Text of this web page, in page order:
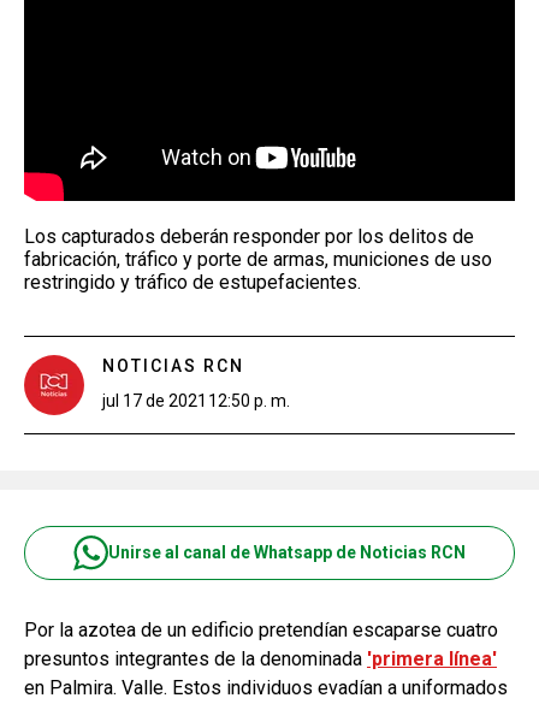
Los capturados deberán responder por los delitos de
fabricación, tráfico y porte de armas, municiones de uso
restringido y tráfico de estupefacientes.
NOTICIAS RCN
jul 17 de 2021 12:50 p. m.
Unirse al canal de Whatsapp de Noticias RCN
Por la azotea de un edificio pretendían escaparse cuatro
presuntos integrantes de la denominada 'primera línea'
en Palmira. Valle. Estos individuos evadían a uniformados